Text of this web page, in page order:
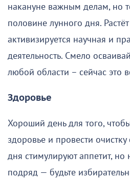
накануне важным делам, но
половине лунного дня.
активизируется научная и
деятельность. Смело
любой области – сейчас это
Здоровье
Хороший день для того,
здоровье и провести
дня стимулируют аппетит, но
подряд — будьте